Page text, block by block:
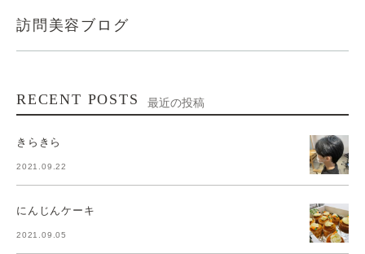
訪問美容ブログ
RECENT POSTS 最近の投稿
きらきら
2021.09.22
にんじんケーキ
2021.09.05